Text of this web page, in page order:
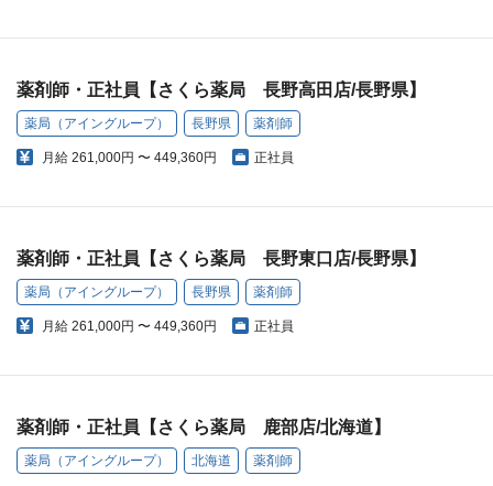
薬剤師・正社員【さくら薬局 長野高田店/長野県】
薬局（アイングループ） 長野県 薬剤師
月給 261,000円 〜 449,360円 正社員
薬剤師・正社員【さくら薬局 長野東口店/長野県】
薬局（アイングループ） 長野県 薬剤師
月給 261,000円 〜 449,360円 正社員
薬剤師・正社員【さくら薬局 鹿部店/北海道】
薬局（アイングループ） 北海道 薬剤師